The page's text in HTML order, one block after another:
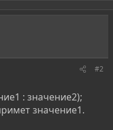
#2
: значение2);
значение1.